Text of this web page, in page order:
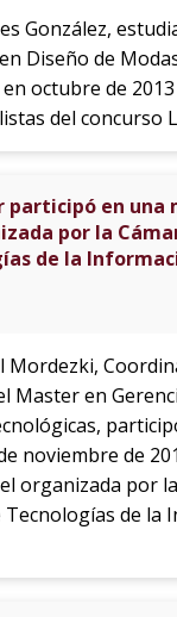
González,
Diseño de
octubre de
del concurso
participó en una
por la
de la
Mordezki,
Master en
noviembre de
organizada por
Tecnologías de la